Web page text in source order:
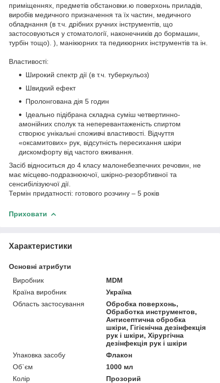
приміщеннях, предметів обстановки.ю поверхонь приладів,
виробів медичного призначення та їх частин, медичного
обладнання (в т.ч. дрібних ручних інструментів, що
застосовуються у стоматології, наконечників до бормашин,
турбін тощо). ), манікюрних та педикюрних інструментів та ін.
Властивості:
Широкий спектр дії (в т.ч. туберкульоз)
Швидкий ефект
Пролонгована дія 5 годин
Ідеально підібрана складна суміш четвертинно-
амонійних сполук та неперевантаженість спиртом
створює унікальні споживчі властивості. Відчуття
«оксамитових» рук, відсутність пересихання шкіри
дискомфорту від частого вживання.
Засіб відноситься до 4 класу малонебезпечних речовин, не
має місцево-подразнюючої, шкірно-резорбтивної та
сенсибілізуючої дії.
Термін придатності: готового розчину – 5 років
Приховати
Характеристики
Основні атрибути
Виробник
MDM
Країна виробник
Україна
Область застосування
Обробка поверхонь,
Обработка инструментов,
Антисептична обробка
шкіри, Гігієнічна дезінфекція
рук і шкіри, Хірургічна
дезінфекція рук і шкіри
Упаковка засобу
Флакон
Об`єм
1000 мл
Колір
Прозорий